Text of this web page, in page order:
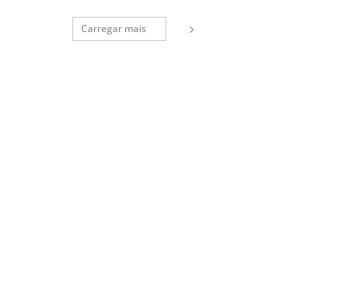
Carregar mais